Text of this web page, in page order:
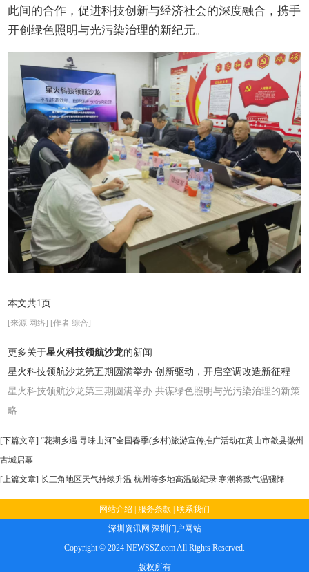
此间的合作，促进科技创新与经济社会的深度融合，携手
开创绿色照明与光污染治理的新纪元。
本文共1页
[来源 网络] [作者 综合]
更多关于星火科技领航沙龙的新闻
星火科技领航沙龙第五期圆满举办 创新驱动，开启空调改造新征程
星火科技领航沙龙第三期圆满举办 共谋绿色照明与光污染治理的新策
略
[下篇文章] “花期乡遇 寻味山河”全国春季(乡村)旅游宣传推广活动在黄山市歙县徽州
古城启幕
[上篇文章] 长三角地区天气持续升温 杭州等多地高温破纪录 寒潮将致气温骤降
网站介绍 服务条款
联系我们
深圳资讯网 深圳门户网站
Copyright © 2024 NEWSSZ.com All Rights Reserved.
版权所有